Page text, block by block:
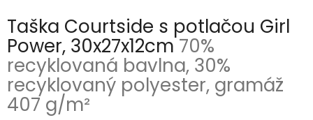
Taška Courtside s potlačou Girl
Power, 30x27x12cm70%
recyklovaná bavlna, 30%
recyklovaný polyester, gramáž
407 g/m²